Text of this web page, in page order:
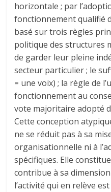
horizontale ; par
fonctionnement qualifié
basé sur trois règles
politique des structures
de garder leur pleine
secteur particulier ; le
= une voix) ; la règle de
fonctionnement au
vote majoritaire adopté
Cette conception
ne se réduit pas à sa
organisationnelle ni à
spécifiques. Elle
contribue à sa
l’activité qui en relève